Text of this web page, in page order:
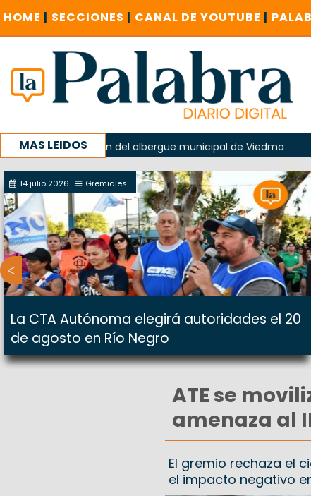
HOME | SECCIONES | CANAL DE YOUTUBE |
MAS LEIDOS
la explosión del albergue municipal de Viedma La
con un encuentro provincial en Roca
14 julio 2026 Gremiales
La CTA Autónoma elegirá autoridades el 20
de agosto en Río Negro
ATE se
amenaza al
El gremio rechaza el
el impacto negativo